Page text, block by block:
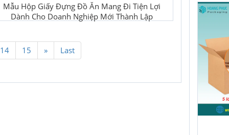
Mẫu Hộp Giấy Đựng Đồ Ăn Mang Đi Tiện Lợi
Dành Cho Doanh Nghiệp Mới Thành Lập
14 15 » Last